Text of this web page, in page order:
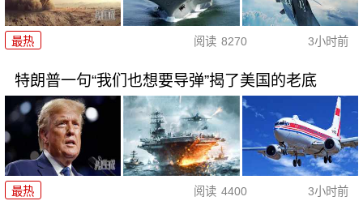
最热 阅读 8270 3小时前
特朗普一句“我们也想要导弹”揭了美国的老底
最热 阅读 4400 3小时前